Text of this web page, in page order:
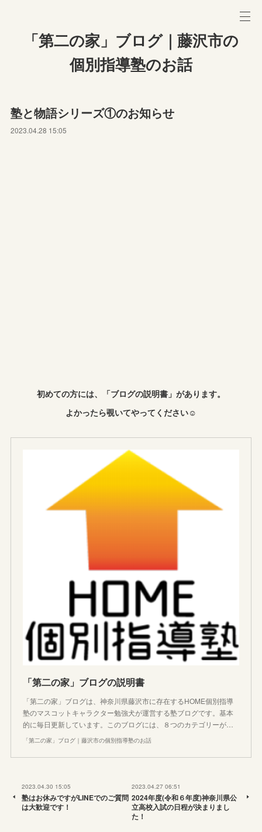
「第二の家」ブログ｜藤沢市の
個別指導塾のお話
塾と物語シリーズ①のお知らせ
2023.04.28 15:05
初めての方には、「ブログの説明書」があります。
よかったら覗いてやってください☺︎
「第二の家」ブログの説明書
「第二の家」ブログは、神奈川県藤沢市に存在するHOME個別指導
塾のマスコットキャラクター勉強犬が運営する塾ブログです。基本
的に毎日更新しています。このブログには、８つのカテゴリーが…
「第二の家」ブログ｜藤沢市の個別指導塾のお話
2023.04.30 15:05
塾はお休みですがLINEでのご質問
は大歓迎です！
2023.04.27 06:51
2024年度(令和６年度)神奈川県公
立高校入試の日程が決まりまし
た！